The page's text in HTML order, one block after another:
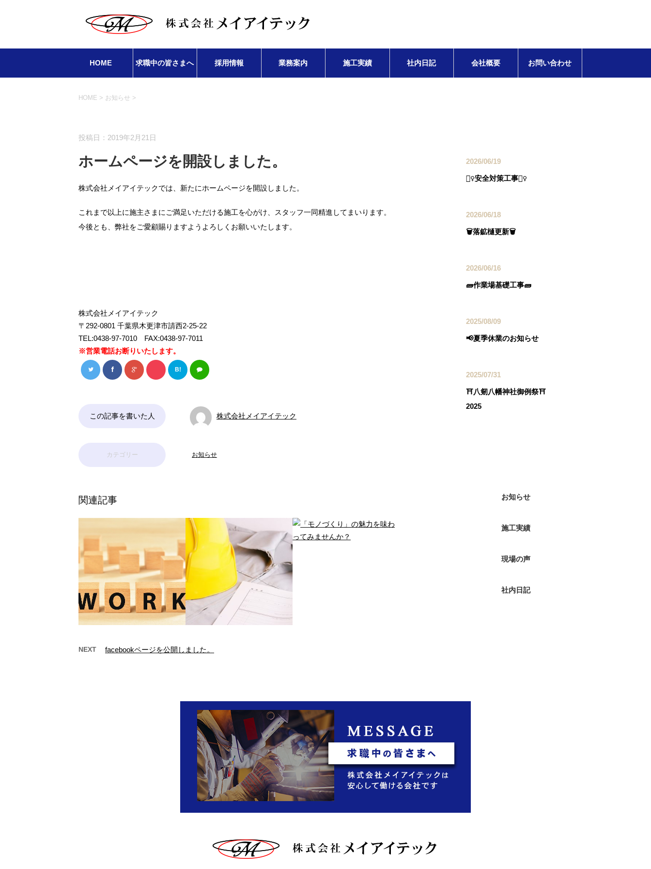
HOME 求職中の皆さまへ 採用情報 業務案内 施工実績 社内日記 会社概要 お問い合わせ
HOME > お知らせ >
投稿日：2019年2月21日
ホームページを開設しました。
株式会社メイアイテックでは、新たにホームページを開設しました。
これまで以上に施主さまにご満足いただける施工を心がけ、スタッフ一同精進してまいります。
今後とも、弊社をご愛顧賜りますようよろしくお願いいたします。
株式会社メイアイテック
〒292-0801 千葉県木更津市請西2-25-22
TEL:0438-97-7010 FAX:0438-97-7011
※営業電話お断りいたします。
B!
この記事を書いた人 株式会社メイアイテック
カテゴリー お知らせ
関連記事
ント設備工事などで活躍してく
れる新しい仲間を …
県木更津を拠点に、機械器具設
置や土木・建 …
NEXT facebookページを公開しました。
2026/06/19
👷‍♀️安全対策工事👷‍♀️
2026/06/18
🗑落鉱樋更新🗑
2026/06/16
🧱作業場基礎工事🧱
2025/08/09
📢夏季休業のお知らせ
2025/07/31
⛩八剱八幡神社御例祭⛩
2025
お知らせ
施工実績
現場の声
社内日記